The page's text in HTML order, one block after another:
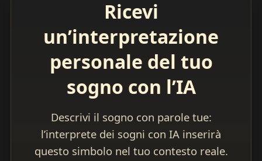
Ricevi
un’interpretazione
personale del tuo
sogno con l’IA
Descrivi il sogno con parole tue:
l’interprete dei sogni con IA inserirà
questo simbolo nel tuo contesto reale.